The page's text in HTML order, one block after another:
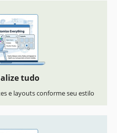
tudo
e layouts conforme seu estilo